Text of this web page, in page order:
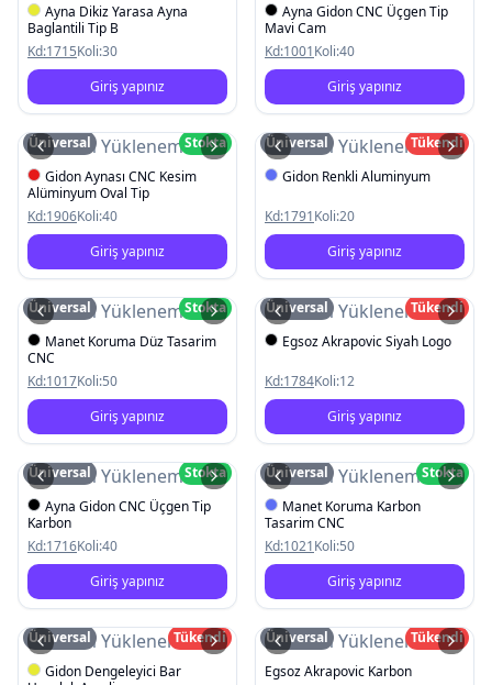
Ayna Dikiz Yarasa Ayna
Baglantili Tip B
Kd:1715Koli:30
Giriş yapınız
Ayna Gidon CNC Üçgen Tip
Mavi Cam
Kd:1001Koli:40
Giriş yapınız
Resim Yüklenemedi
Üniversal
Stokta
Gidon Aynası CNC Kesim
Alüminyum Oval Tip
Kd:1906Koli:40
Giriş yapınız
Resim Yüklenemedi
Üniversal
Tükendi
Gidon Renkli Aluminyum
Kd:1791Koli:20
Giriş yapınız
Resim Yüklenemedi
Üniversal
Stokta
Manet Koruma Düz Tasarim
CNC
Kd:1017Koli:50
Giriş yapınız
Resim Yüklenemedi
Üniversal
Tükendi
Egsoz Akrapovic Siyah Logo
Kd:1784Koli:12
Giriş yapınız
Resim Yüklenemedi
Üniversal
Stokta
Ayna Gidon CNC Üçgen Tip
Karbon
Kd:1716Koli:40
Giriş yapınız
Resim Yüklenemedi
Üniversal
Stokta
Manet Koruma Karbon
Tasarim CNC
Kd:1021Koli:50
Giriş yapınız
Resim Yüklenemedi
Üniversal
Tükendi
Gidon Dengeleyici Bar
Resim Yüklenemedi
Üniversal
Tükendi
Egsoz Akrapovic Karbon